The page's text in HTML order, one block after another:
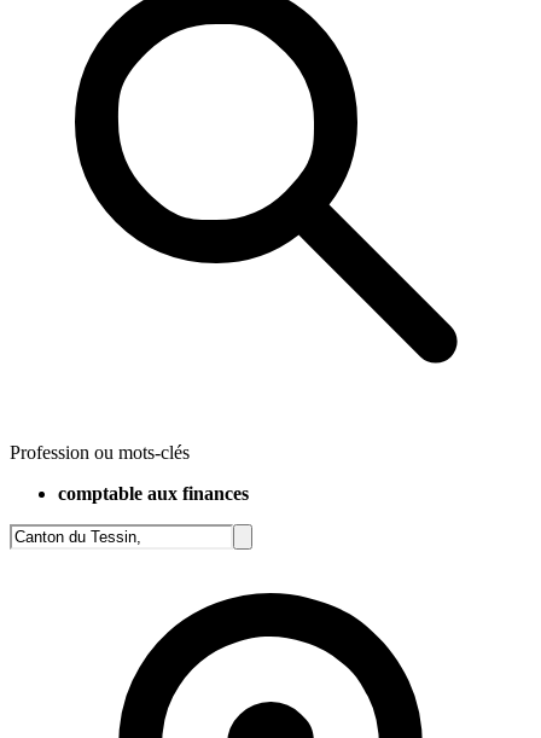
Profession ou mots-clés
comptable aux finances